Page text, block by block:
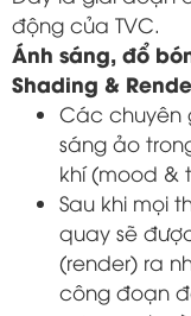
động của TVC.
Ánh sáng, đổ
Shading &
Các chuyên
sáng ảo
khí (mood &
Sau khi mọi
quay sẽ
(render) ra
công đoạn